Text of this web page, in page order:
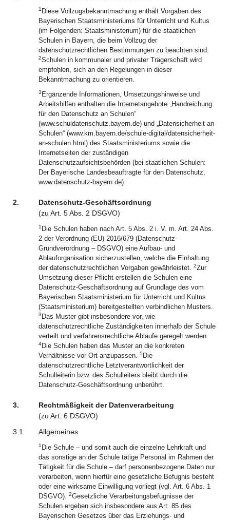
1 Diese Vollzugsbekanntmachung enthält Vorgaben des
Bayerischen Staatsministeriums für Unterricht und Kultus
(im Folgenden: Staatsministerium) für die staatlichen
Schulen in Bayern, die beim Vollzug der
datenschutzrechtlichen Bestimmungen zu beachten sind.
2Schulen in kommunaler und privater Trägerschaft wird
empfohlen, sich an den Regelungen in dieser
Bekanntmachung zu orientieren.
3 Ergänzende Informationen, Umsetzungshinweise und
Arbeitshilfen enthalten die Internetangebote „Handreichung
für den Datenschutz an Schulen“
(www.schuldatenschutz.bayern.de) und „Datensicherheit an
Schulen“ (www.km.bayern.de/schule-digital/datensicherheit-
an-schulen.html) des Staatsministeriums sowie die
Internetseiten der zuständigen
Datenschutzaufsichtsbehörden (bei staatlichen Schulen:
Der Bayerische Landesbeauftragte für den Datenschutz,
www.datenschutz-bayern.de).
2.
Datenschutz-Geschäftsordnung
(zu Art. 5Abs. 2 DSGVO)
1 Die Schulen haben nach Art. 5 Abs. 2 i. V. m. Art. 24 Abs.
2 der Verordnung (EU) 2016/679 (Datenschutz-
Grundverordnung – DSGVO) eine Aufbau- und
Ablauforganisation sicherzustellen, welche die Einhaltung
der datenschutzrechtlichen Vorgaben gewährleistet. 2Zur
Umsetzung dieser Pflicht erstellen die Schulen eine
Datenschutz-Geschäftsordnung auf Grundlage des vom
Bayerischen Staatsministerium für Unterricht und Kultus
(Staatsministerium) bereitgestellten verbindlichen Musters.
3 Das Muster gibt insbesondere vor, wie
datenschutzrechtliche Zuständigkeiten innerhalb der Schule
verteilt und verfahrensrechtliche Abläufe geregelt werden.
4Die Schulen haben das Muster an die konkreten
Verhältnisse vor Ort anzupassen. 5 Die
datenschutzrechtliche Letztverantwortlichkeit der
Schulleiterin bzw. des Schulleiters bleibt durch die
Datenschutz-Geschäftsordnung unberührt.
3.
Rechtmäßigkeit der Datenverarbeitung
(zu Art. 6 DSGVO)
3.1
Allgemeines
1 Die Schule – und somit auch die einzelne Lehrkraft und
das sonstige an der Schule tätige Personal im Rahmen der
Tätigkeit für die Schule – darf personenbezogene Daten nur
verarbeiten, wenn hierfür eine gesetzliche Befugnis besteht
oder eine wirksame Einwilligung vorliegt (vgl. Art. 6 Abs. 1
DSGVO). 2Gesetzliche Verarbeitungsbefugnisse der
Schulen ergeben sich insbesondere aus Art. 85 des
Bayerischen Gesetzes über das Erziehungs- und